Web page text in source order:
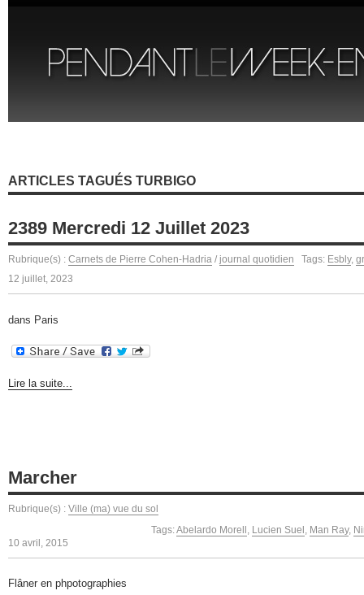
ARTICLES TAGUÉS TURBIGO
2389 Mercredi 12 Juillet 2023
Rubrique(s) : Carnets de Pierre Cohen-Hadria / journal quotidien Tags: Esbly,
12 juillet, 2023
dans Paris
Lire la suite...
Marcher
Rubrique(s) : Ville (ma) vue du sol
Tags:Abelardo Morell Lucien Suel Man Ray,
10 avril, 2015
Flâner en phpotographies